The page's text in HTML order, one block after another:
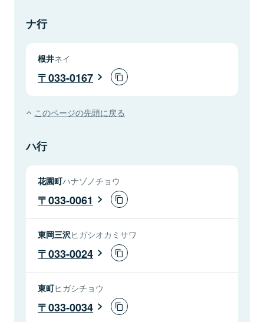
ナ行
根井ネイ
033-0167
このページの先頭に戻る
ハ行
花園町ハナゾノチョウ
033-0061
東岡三沢ヒガシオカミサワ
033-0024
東町ヒガシチョウ
033-0034